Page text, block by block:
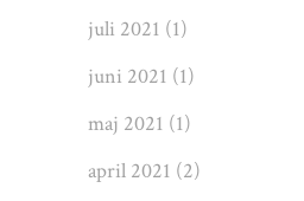
juli 2021 (1)
juni 2021 (1)
maj 2021 (1)
april 2021 (2)